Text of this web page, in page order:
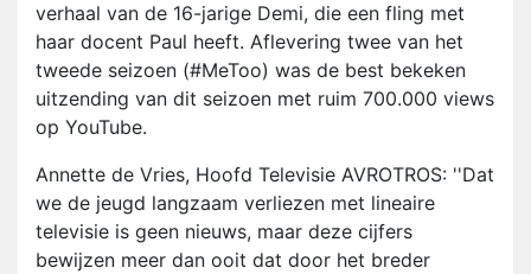
verhaal van de 16-jarige Demi, die een fling met
haar docent Paul heeft. Aflevering twee van het
tweede seizoen (#MeToo) was de best bekeken
uitzending van dit seizoen met ruim 700.000 views
op YouTube.
Annette de Vries, Hoofd Televisie AVROTROS: ''Dat
we de jeugd langzaam verliezen met lineaire
televisie is geen nieuws, maar deze cijfers
bewijzen meer dan ooit dat door het breder